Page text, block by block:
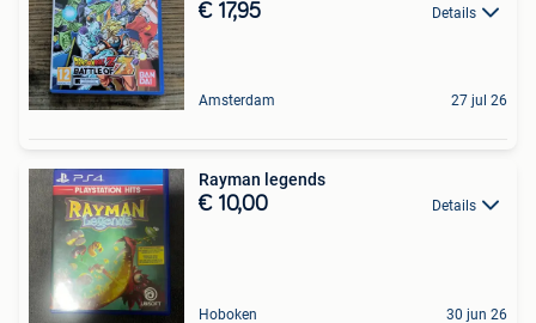
€ 17,95 Details
Amsterdam 27 jul 26
Rayman legends
€ 10,00 Details
Hoboken 30 jun 26